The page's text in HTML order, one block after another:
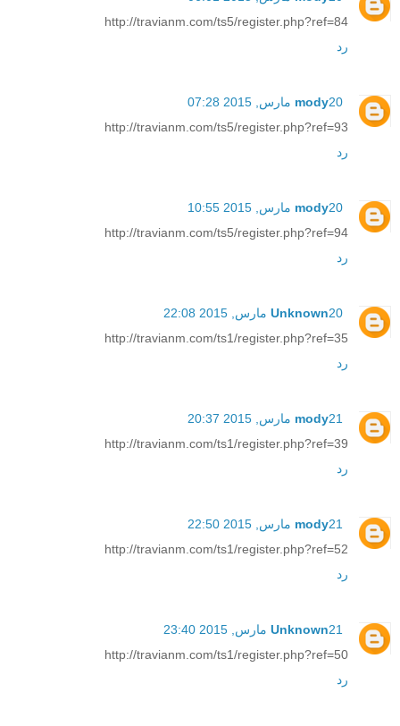
http://travianm.com/ts5/register.php?ref=84
رد
mody20 مارس, 2015 07:28
http://travianm.com/ts5/register.php?ref=93
رد
mody20 مارس, 2015 10:55
http://travianm.com/ts5/register.php?ref=94
رد
Unknown20 مارس, 2015 22:08
http://travianm.com/ts1/register.php?ref=35
رد
mody21 مارس, 2015 20:37
http://travianm.com/ts1/register.php?ref=39
رد
mody21 مارس, 2015 22:50
http://travianm.com/ts1/register.php?ref=52
رد
Unknown21 مارس, 2015 23:40
http://travianm.com/ts1/register.php?ref=50
رد